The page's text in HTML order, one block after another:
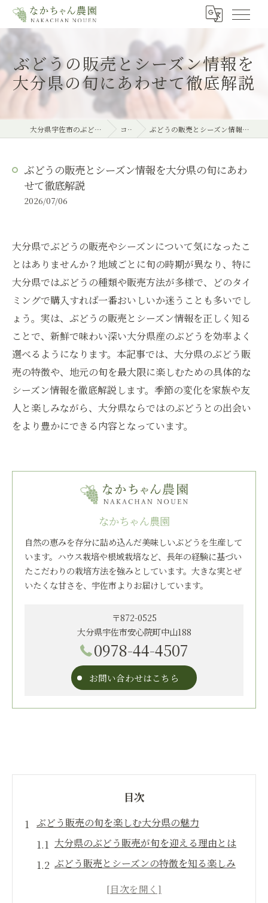
ぶどうの販売とシーズン情報を
大分県の旬にあわせて徹底解説
大分県宇佐市のぶどうならなかちゃん農園 コラム ぶどうの販売とシーズン情報を大分県の旬にあわせて徹底解説
ぶどうの販売とシーズン情報を大分県の旬にあわ
せて徹底解説
2026/07/06
大分県でぶどうの販売やシーズンについて気になったこ
とはありませんか？地域ごとに旬の時期が異なり、特に
大分県ではぶどうの種類や販売方法が多様で、どのタイ
ミングで購入すれば一番おいしいか迷うことも多いでし
ょう。実は、ぶどうの販売とシーズン情報を正しく知る
ことで、新鮮で味わい深い大分県産のぶどうを効率よく
選べるようになります。本記事では、大分県のぶどう販
売の特徴や、地元の旬を最大限に楽しむための具体的な
シーズン情報を徹底解説します。季節の変化を家族や友
人と楽しみながら、大分県ならではのぶどうとの出会い
をより豊かにできる内容となっています。
なかちゃん農園
自然の恵みを存分に詰め込んだ美味しいぶどうを生産して
います。ハウス栽培や根域栽培など、長年の経験に基づい
たこだわりの栽培方法を強みとしています。大きな実とぜ
いたくな甘さを、宇佐市よりお届けしています。
〒872-0525
大分県宇佐市安心院町中山188
0978-44-4507
お問い合わせはこちら
目次
ぶどう販売の旬を楽しむ大分県の魅力
大分県のぶどう販売が旬を迎える理由とは
ぶどう販売とシーズンの特徴を知る楽しみ
安心院ぶどう販売の魅力と地元産の強み